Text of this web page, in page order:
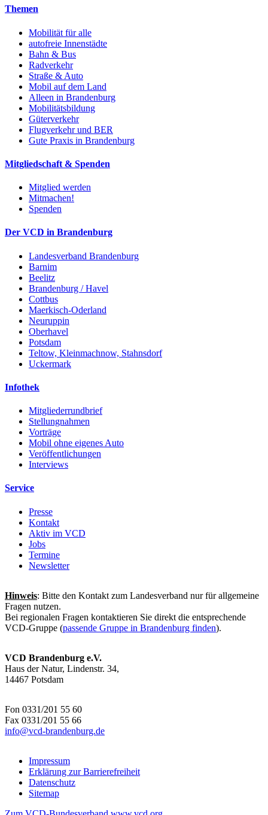
Themen
Mobilität für alle
autofreie Innenstädte
Bahn & Bus
Radverkehr
Straße & Auto
Mobil auf dem Land
Alleen in Brandenburg
Mobilitätsbildung
Güterverkehr
Flugverkehr und BER
Gute Praxis in Brandenburg
Mitgliedschaft & Spenden
Mitglied werden
Mitmachen!
Spenden
Der VCD in Brandenburg
Landesverband Brandenburg
Barnim
Beelitz
Brandenburg / Havel
Cottbus
Maerkisch-Oderland
Neuruppin
Oberhavel
Potsdam
Teltow, Kleinmachnow, Stahnsdorf
Uckermark
Infothek
Mitgliederrundbrief
Stellungnahmen
Vorträge
Mobil ohne eigenes Auto
Veröffentlichungen
Interviews
Service
Presse
Kontakt
Aktiv im VCD
Jobs
Termine
Newsletter
Hinweis: Bitte den Kontakt zum Landesverband nur für allgemeine
Fragen nutzen.
Bei regionalen Fragen kontaktieren Sie direkt die entsprechende
VCD-Gruppe (passende Gruppe in Brandenburg finden).
VCD Brandenburg e.V.
Haus der Natur, Lindenstr. 34,
14467 Potsdam
Fon 0331/201 55 60
Fax 0331/201 55 66
info@vcd-brandenburg.de
Impressum
Erklärung zur Barrierefreiheit
Datenschutz
Sitemap